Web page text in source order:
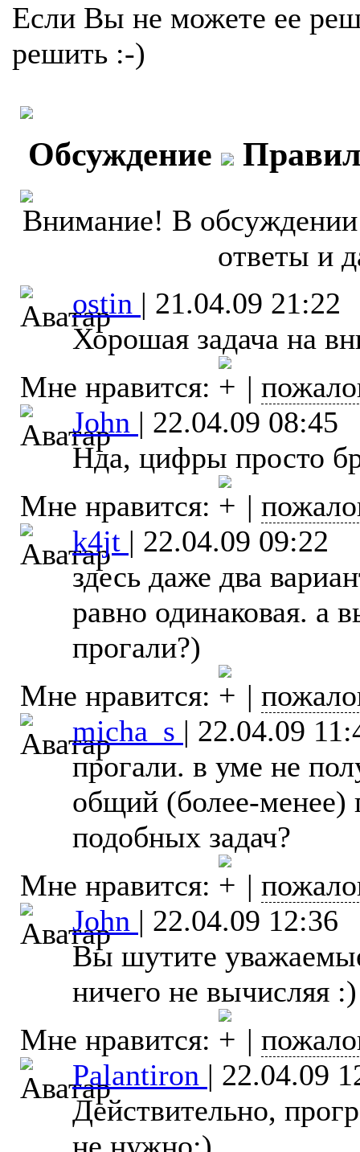
Если Вы не можете ее
решить :-)
Обсуждение
Внимание! В обсуждении
ответы и
ostin | 21.04.09 21:22
Хорошая задача на
Мне нравится:
|
John | 22.04.09 08:45
Нда, цифры просто
Мне нравится:
|
k4jt | 22.04.09 09:22
здесь даже два
равно одинаковая. а
прогали?)
Мне нравится:
|
micha_s | 22.04.09
прогали. в уме не
общий (более-менее)
подобных задач?
Мне нравится:
|
John | 22.04.09 12:36
Вы шутите
ничего не вычисляя :)
Мне нравится:
|
Palantiron | 22.04.09
Действительно,